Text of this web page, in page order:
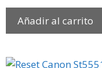
Añadir al carrito